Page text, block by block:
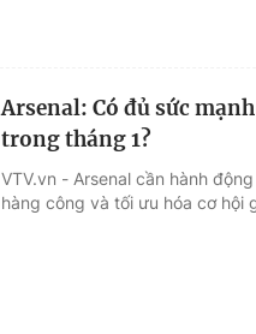
Arsenal: Có đủ sức
trong tháng 1?
VTV.vn - Arsenal cần hành
hàng công và tối ưu hóa cơ hội